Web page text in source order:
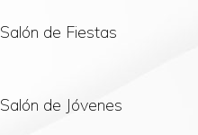
Salón de Fiestas
Salón de Jóvenes